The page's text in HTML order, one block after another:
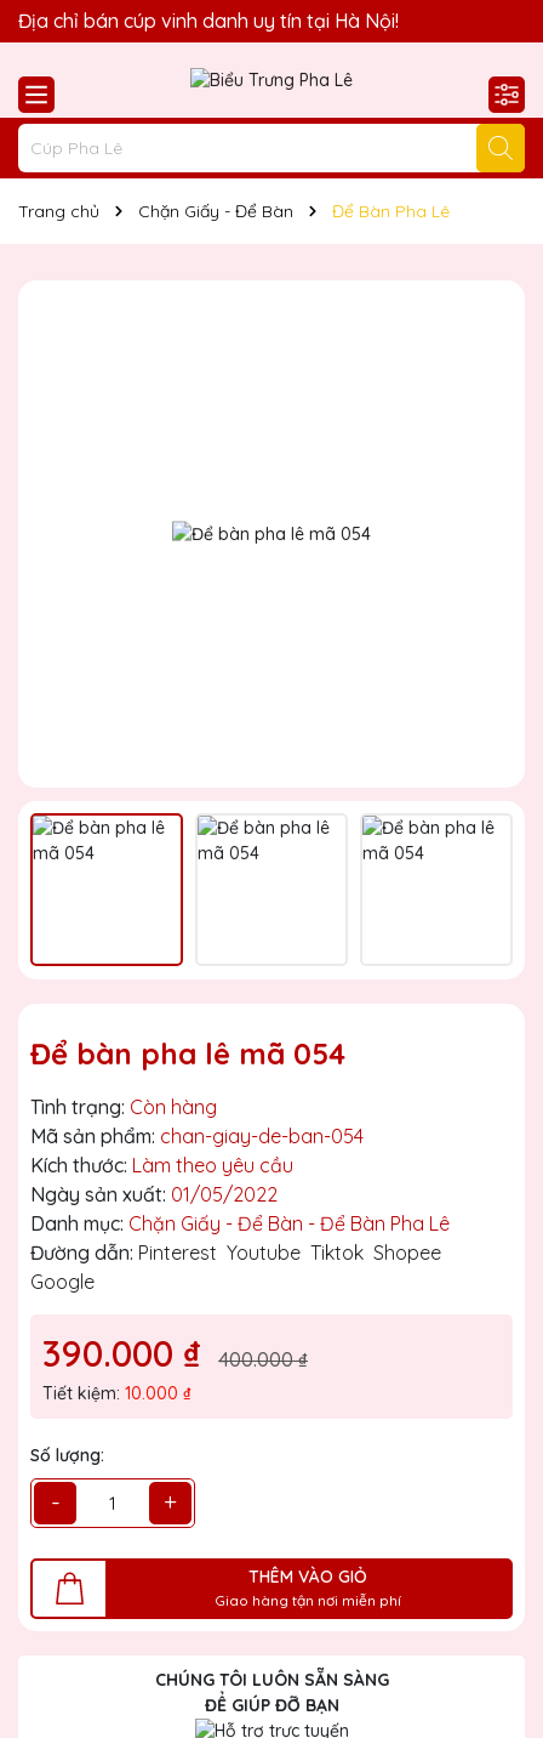
Quà Tặng Biểu Trưng Pha Lê QTG xin chào Quý Khách!
Địa chỉ bán cúp vinh danh uy tín tại Hà Nội!
Trang chủ Chặn Giấy - Để Bàn Để Bàn Pha Lê
Để bàn pha lê mã 054
Tình trạng: Còn hàng
Mã sản phẩm: chan-giay-de-ban-054
Kích thước: Làm theo yêu cầu
Ngày sản xuất: 01/05/2022
Danh mục: Chặn Giấy - Để Bàn - Để Bàn Pha Lê
Đường dẫn: Pinterest Youtube Tiktok Shopee
Google
390.000 ₫ 400.000 ₫
Tiết kiệm: 10.000 ₫
Số lượng:
- +
THÊM VÀO GIỎ
Giao hàng tận nơi miễn phí
CHÚNG TÔI LUÔN SẴN SÀNG
ĐỂ GIÚP ĐỠ BẠN